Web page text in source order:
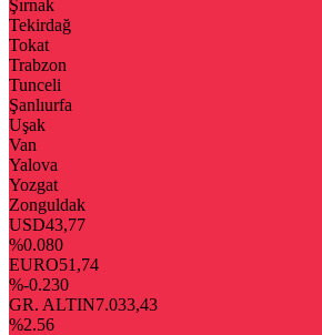
Şırnak
Tekirdağ
Tokat
Trabzon
Tunceli
Şanlıurfa
Uşak
Van
Yalova
Yozgat
Zonguldak
USD43,77
%0.080
EURO51,74
%-0.230
GR. ALTIN7.033,43
%2.56